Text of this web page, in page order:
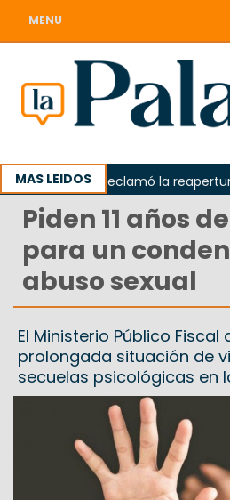
MENU
MAS LEIDOS
Odarda reclamó la reapertura
Piden 11 años
para un
abuso sexual
El Ministerio Público
prolongada situación de
secuelas psicológicas en